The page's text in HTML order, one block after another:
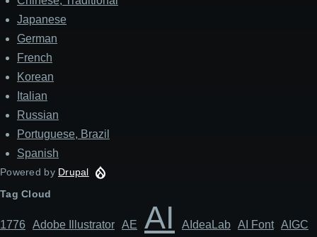
Japanese
German
French
Korean
Italian
Russian
Portuguese, Brazil
Spanish
Powered by Drupal
Tag Cloud
1776 Adob​​e Illustrator AE AI AIdeaLab AI Font AIGC